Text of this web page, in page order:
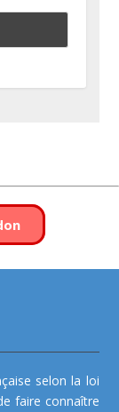
selon la loi
faire connaître